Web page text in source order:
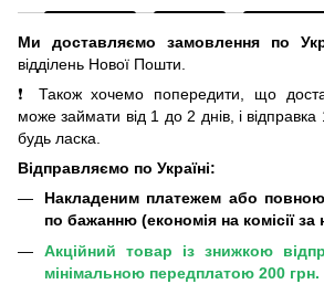
Ми доставляємо замовлення по
відділень Нової Пошти
❗ Також хочемо попередити, що
може займати від 1 до 2 днів, і
будь ласка.
Відправляємо по Україні:
Накладеним платежем або
по бажанню (економія на комісії за
Акційний товар із знижкою
мінімальною передплатою 200 грн.